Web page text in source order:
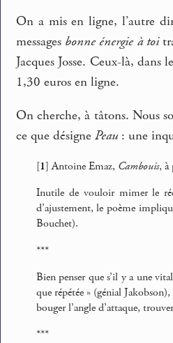
On a mis en ligne, l’autre
messages bonne énergie à toi
Jacques Josse. Ceux-là, dans
1,30 euros en ligne.
On cherche, à tâtons. Nous
ce que désignePeau: une
[1]Antoine Emaz, Cambouis, à
Inutile de vouloir mimer le
d’ajustement, le poème
Bouchet).
***
Bien penser que s’il y a une
que répétée » (génial
bouger l’angle d’attaque,
***